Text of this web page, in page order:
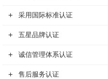
+ 采用国际标准认证
+ 五星品牌认证
+ 诚信管理体系认证
+ 售后服务认证